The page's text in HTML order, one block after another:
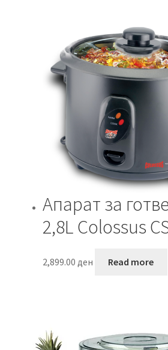
Апарат за
2,8L Colossus
2,899.00 ден Read more